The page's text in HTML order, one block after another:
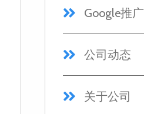
Google推广
公司动态
关于公司